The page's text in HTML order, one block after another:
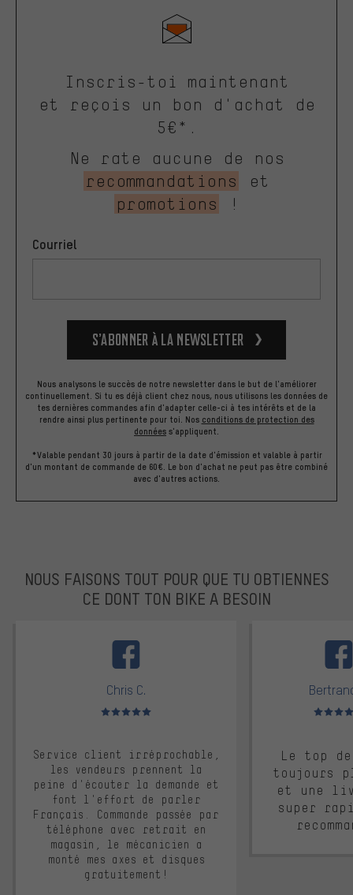
Inscris-toi maintenant
et reçois un bon d'achat de
5€*.
Ne rate aucune de nos
recommandations
et
promotions
!
Courriel
S’abonner à la newsletter
Nous analysons le succès de notre newsletter dans le but de l'améliorer
continuellement. Si tu es déjà client chez nous, nous utilisons les données de
tes dernières commandes afin d'adapter celle-ci à tes intérêts et de la
rendre ainsi plus pertinente pour toi. Nos conditions de protection des
données s'appliquent.
*Valable pendant 30 jours à partir de la date d'émission et valable à partir
d'un montant de commande de 60€. Le bon d'achat ne peut pas être combiné
avec d'autres actions.
NOUS FAISONS TOUT POUR QUE TU OBTIENNES
CE DONT TON BIKE A BESOIN
Chris C.
Note moyenne : 5 sur 5
Service client irréprochable,
les vendeurs prennent la
peine d'écouter la demande et
font l'effort de parler
Français. Commande passée par
téléphone avec retrait en
magasin, le mécanicien a
monté mes axes et disques
gratuitement!
Note
Le top
toujours
et une
super